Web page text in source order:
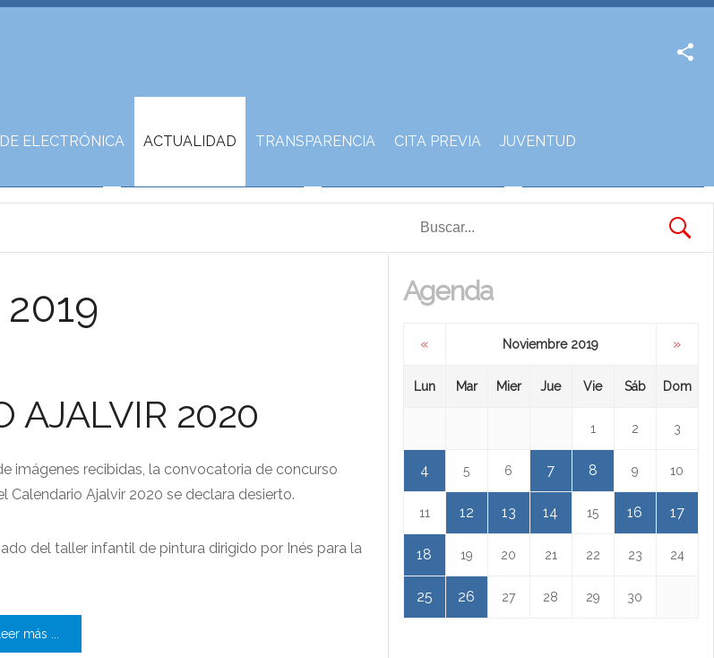
ELECTRÓNICA ACTUALIDAD TRANSPARENCIA CITA PREVIA JUVENTUD
AJALVIR 2020
imágenes recibidas, la convocatoria de concurso
Ajalvir 2020 se declara desierto.
del taller infantil de pintura dirigido por Inés para la
Leer más ...
Agenda
« Noviembre 2019 »
Lun Mar Mier Jue Vie Sáb Dom
1 2 3
4 5 6 7 8 9 10
11 12 13 14 15 16 17
18 19 20 21 22 23 24
25 26 27 28 29 30